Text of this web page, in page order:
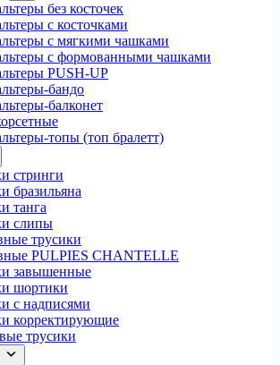
без косточек
с косточками
с мягкими чашками
с формованными чашками
PUSH-UP
бандо
балконет
топы (топ бралетт)
стринги
бразильяна
танга
слипы
трусики
PULPIES CHANTELLE
завышенные
шортики
с надписями
корректирующие
трусики